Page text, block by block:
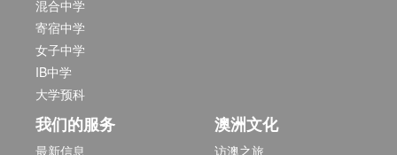
混合中学
寄宿中学
女子中学
IB中学
大学预科
我们的服务
最新信息
澳洲文化
访澳之旅